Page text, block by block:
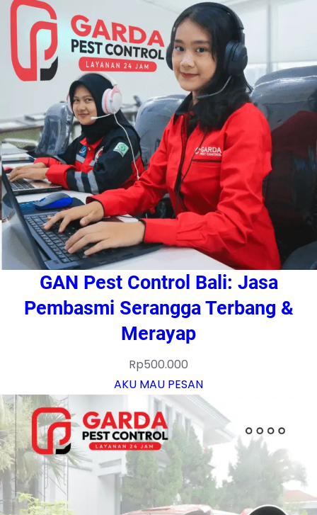
GAN Pest Control Bali: Jasa
Pembasmi Serangga Terbang &
Merayap
Rp500.000
AKU MAU PESAN